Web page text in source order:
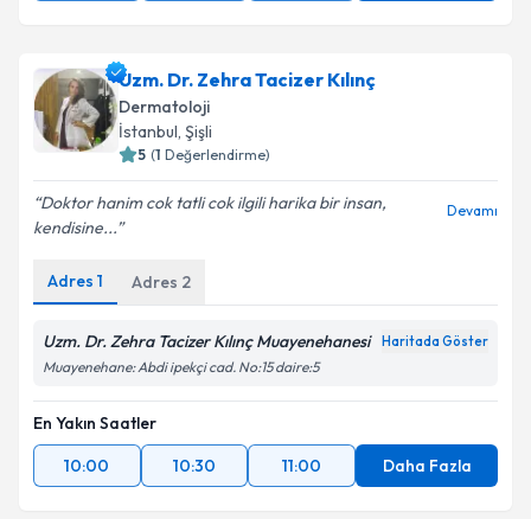
Uzm. Dr. Zehra Tacizer Kılınç
Dermatoloji
İstanbul, Şişli
5 (1 Değerlendirme)
Doktor hanim cok tatli cok ilgili harika bir insan,
kendisine...
Devamı
Adres 1 Adres 2
Uzm. Dr. Zehra Tacizer Kılınç Muayenehanesi Haritada Göster
Muayenehane: Abdi ipekçi cad. No:15 daire:5
En Yakın Saatler
10:00
10:30 11:00 Daha Fazla